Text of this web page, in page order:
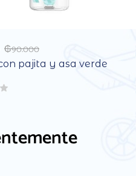
₲90.000
pajita y asa verde